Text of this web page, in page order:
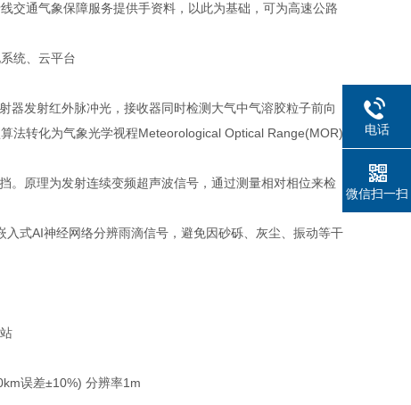
交通气象保障服务提供手资料，以此为基础，可为高速公路
统、云平台
发射红外脉冲光，接收器同时检测大气中气溶胶粒子前向
法转化为气象光学视程Meteorological Optical Range(MOR)
原理为发射连续变频超声波信号，通过测量相对相位来检
式AI神经网络分辨雨滴信号，避免因砂砾、灰尘、振动等干
误差±10%) 分辨率1m
电话
微信扫一扫